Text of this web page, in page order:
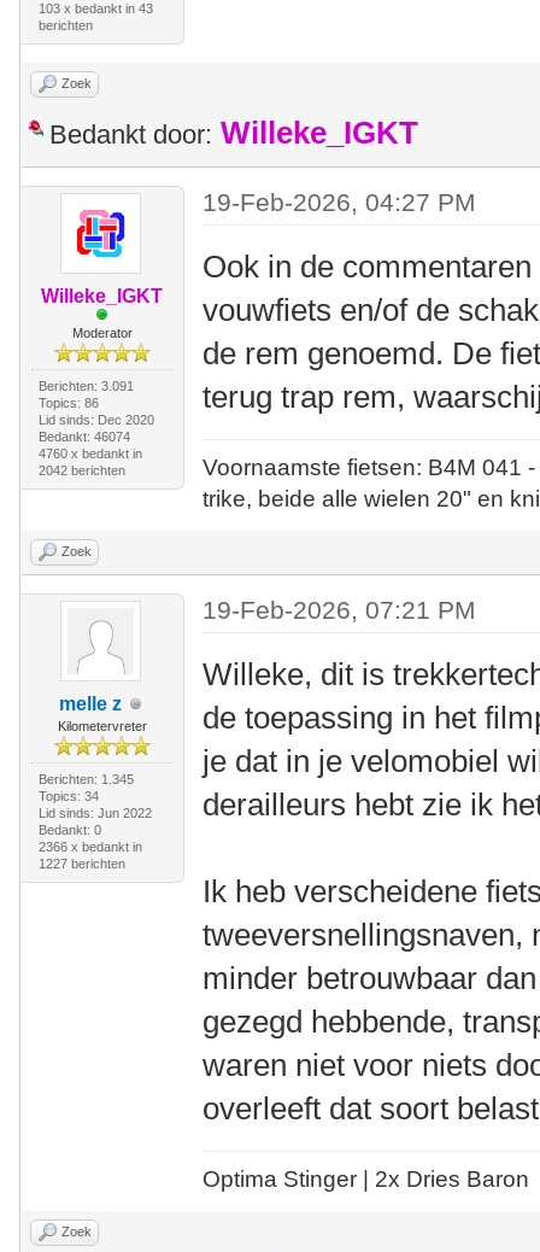
103 x bedankt in 43
berichten
Zoek
Bedankt door: Willeke_IGKT
Willeke_IGKT
Moderator
Berichten: 3.091
Topics: 86
Lid sinds: Dec 2020
Bedankt: 46074
4760 x bedankt in
2042 berichten
19-Feb-2026, 04:27 PM
Ook in de
vouwfiets en/of de
de rem genoemd. De
terug trap rem,
Voornaamste fietsen: B4M
trike, beide alle wielen 20" en
Zoek
melle z
Kilometervreter
Berichten: 1.345
Topics: 34
Lid sinds: Jun 2022
Bedankt: 0
2366 x bedankt in
1227 berichten
19-Feb-2026, 07:21 PM
Willeke, dit is
de toepassing in het
je dat in je velomobiel
derailleurs hebt zie ik
Ik heb verscheidene
tweeversnellingsnaven,
minder betrouwbaar
gezegd hebbende,
waren niet voor niets
overleeft dat soort
Optima Stinger | 2x Dries Baron
Zoek